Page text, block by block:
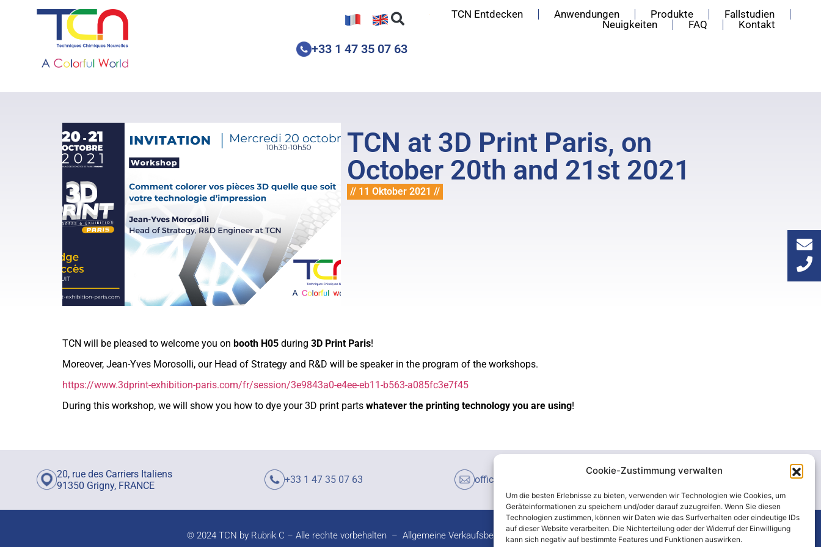
Cookie-Zustimmung verwalten
Um die besten Erlebnisse zu bieten, verwenden wir Technologien wie Cookies, um
Geräteinformationen zu speichern und/oder darauf zuzugreifen. Wenn Sie diesen
Technologien zustimmen, können wir Daten wie das Surfverhalten oder eindeutige IDs
auf dieser Website verarbeiten. Die Nichterteilung oder der Widerruf der Einwilligung
kann sich negativ auf bestimmte Features und Funktionen auswirken.
+33 1 47 35 07 63
TCN Entdecken Anwendungen Produkte
Fallstudien
Neuigkeiten
FAQ Kontakt
TCN at 3D Print Paris, on
October 20th and 21st 2021
// 11 Oktober 2021 //
TCN will be pleased to welcome you on booth H05 during 3D Print Paris!
Moreover, Jean-Yves Morosolli, our Head of Strategy and R&D will be speaker in the program of the workshops.
https://www.3dprint-exhibition-paris.com/fr/session/3e9843a0-e4ee-eb11-b563-a085fc3e7f45
During this workshop, we will show you how to dye your 3D print parts whatever the printing technology you are using!
20, rue des Carriers Italiens
91350 Grigny, FRANCE
+33 1 47 35 07 63 office@color-tcn.com
© 2024 TCN by Rubrik C – Alle rechte vorbehalten – Allgemeine Verkaufsbedingungen–Rechtliche hinweise